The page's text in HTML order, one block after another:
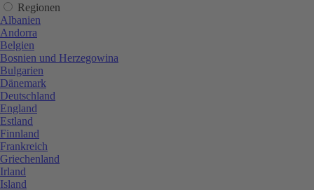
Regionen
Albanien
Andorra
Belgien
Bosnien und Herzegowina
Bulgarien
Dänemark
Deutschland
England
Estland
Finnland
Frankreich
Griechenland
Irland
Island